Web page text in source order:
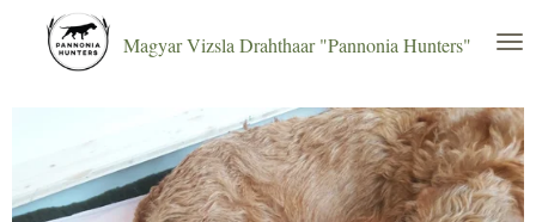
Zum
Hauptinhalt
Magyar Vizsla Drahthaar "Pannonia Hunters"